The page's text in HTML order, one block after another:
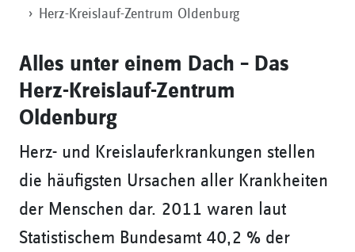
Herz-Kreislauf-Zentrum Oldenburg
Alles unter einem Dach – Das
Herz-Kreislauf-Zentrum
Oldenburg
Herz- und Kreislauferkrankungen stellen
die häufigsten Ursachen aller Krankheiten
der Menschen dar. 2011 waren laut
Statistischem Bundesamt 40,2 % der